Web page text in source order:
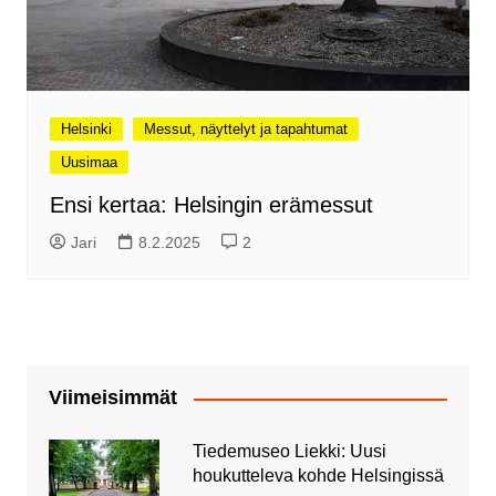
Helsinki
Messut, näyttelyt ja tapahtumat
Uusimaa
Ensi kertaa: Helsingin erämessut
Jari 8.2.2025 2
Viimeisimmät
Tiedemuseo Liekki: Uusi
houkutteleva kohde Helsingissä